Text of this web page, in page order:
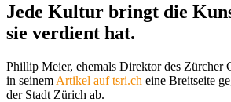
Jede Kultur bringt die
sie verdient hat.
Phillip Meier, ehemals Direktor des Zürcher
in seinem Artikel auf tsri.ch eine Breitseite
der Stadt Zürich ab.